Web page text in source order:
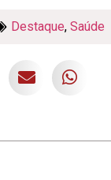
Destaque, Saúde